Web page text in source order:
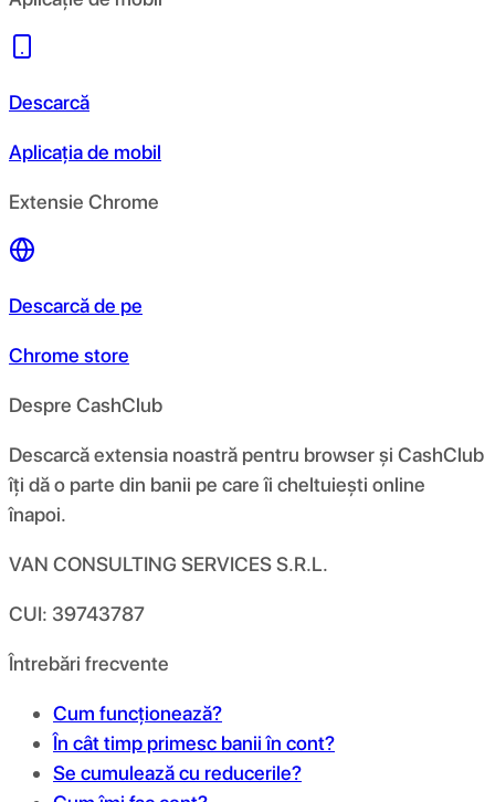
Descarcă
Aplicația de mobil
Extensie Chrome
Descarcă de pe
Chrome store
Despre CashClub
Descarcă extensia noastră pentru browser și CashClub
îți dă o parte din banii pe care îi cheltuiești online
înapoi.
VAN CONSULTING SERVICES S.R.L.
CUI: 39743787
Întrebări frecvente
Cum funcționează?
În cât timp primesc banii în cont?
Se cumulează cu reducerile?